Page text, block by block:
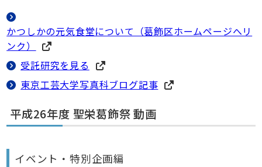
かつしかの元気食堂について（葛飾区ホームページへリ
ンク）
受託研究を見る
東京工芸大学写真科ブログ記事
平成26年度 聖栄葛飾祭 動画
イベント・特別企画編